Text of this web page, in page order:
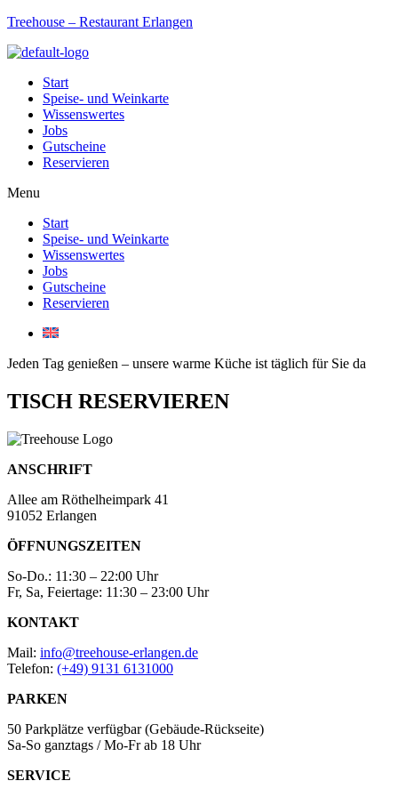
Treehouse – Restaurant Erlangen
Start
Speise- und Weinkarte
Wissenswertes
Jobs
Gutscheine
Reservieren
Menu
Start
Speise- und Weinkarte
Wissenswertes
Jobs
Gutscheine
Reservieren
Jeden Tag genießen – unsere warme Küche ist täglich für Sie da
TISCH RESERVIEREN
ANSCHRIFT
Allee am Röthelheimpark 41
91052 Erlangen
ÖFFNUNGSZEITEN
So-Do.: 11:30 – 22:00 Uhr
Fr, Sa, Feiertage: 11:30 – 23:00 Uhr
KONTAKT
Mail: info@treehouse-erlangen.de
Telefon: (+49) 9131 6131000
PARKEN
50 Parkplätze verfügbar (Gebäude-Rückseite)
Sa-So ganztags / Mo-Fr ab 18 Uhr
SERVICE